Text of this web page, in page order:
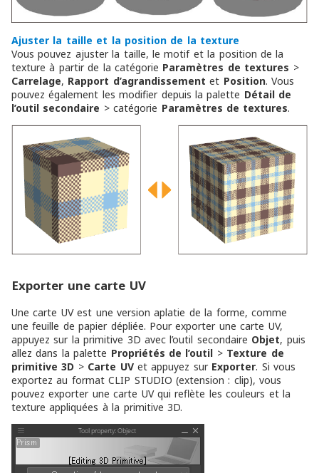
Ajuster la taille et la position de la texture
Vous pouvez ajuster la taille, le motif et la position de la
texture à partir de la catégorie Paramètres de textures >
Carrelage, Rapport d’agrandissement et Position. Vous
pouvez également les modifier depuis la palette Détail de
l’outil secondaire > catégorie Paramètres de textures.
Exporter une carte UV
Une carte UV est une version aplatie de la forme, comme
une feuille de papier dépliée. Pour exporter une carte UV,
appuyez sur la primitive 3D avec l’outil secondaire Objet, puis
allez dans la palette Propriétés de l’outil > Texture de
primitive 3D > Carte UVet appuyez sur Exporter. Si vous
exportez au format CLIP STUDIO (extension : clip), vous
pouvez exporter une carte UV qui reflète les couleurs et la
texture appliquées à la primitive 3D.